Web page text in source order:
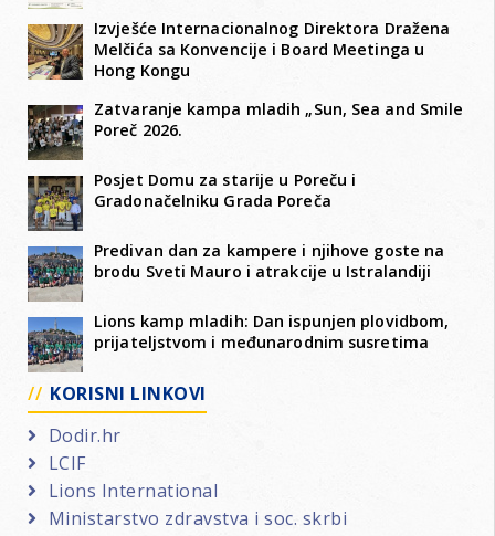
Izvješće Internacionalnog Direktora Dražena
Melčića sa Konvencije i Board Meetinga u
Hong Kongu
Zatvaranje kampa mladih „Sun, Sea and Smile
Poreč 2026.
Posjet Domu za starije u Poreču i
Gradonačelniku Grada Poreča
Predivan dan za kampere i njihove goste na
brodu Sveti Mauro i atrakcije u Istralandiji
Lions kamp mladih: Dan ispunjen plovidbom,
prijateljstvom i međunarodnim susretima
KORISNI LINKOVI
Dodir.hr
LCIF
Lions International
Ministarstvo zdravstva i soc. skrbi